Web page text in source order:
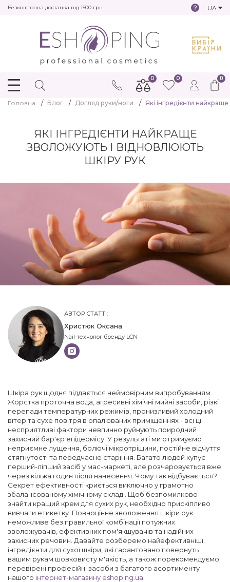
Безкоштовна доставка від 1500 грн UA
0
0 0
Головна Блог Догляд руки/ноги Які інгредієнти
ЯКІ ІНГРЕДІЄНТИ НАЙКРАЩЕ
ЗВОЛОЖУЮТЬ І ВІДНОВЛЮЮТЬ
ШКІРУ РУК
АВТОР СТАТТІ:
Христюк Оксана
Nail-технолог бренду LCN
Шкіра рук щодня піддається неймовірним випробуванням.
Жорстка проточна вода, агресивні хімічні мийні засоби, різкі
перепади температурних режимів, пронизливий холодний
вітер та сухе повітря в опалюваних приміщеннях - всі ці
несприятливі фактори невпинно руйнують природний
захисний бар'єр епідермісу. У результаті ми отримуємо
неприємне лущення, болючі мікротріщини, постійне відчуття
стягнутості та передчасне старіння. Багато людей купує
перший-ліпший засіб у мас-маркеті, але розчаровується вже
через кілька годин після нанесення. Чому так відбувається?
Секрет ефективності криється виключно у грамотно
збалансованому хімічному складі. Щоб безпомилково
знайти кращий крем для сухих рук, необхідно прискіпливо
вивчати етикетку. Повноцінне зволоження шкіри рук
неможливе без правильної комбінації потужних
зволожувачів, ефективних пом'якшувачів та надійних
захисних речовин. Давайте розберемо найефективніші
інгредієнти для сухої шкіри, які гарантовано повернуть
вашим рукам шовковисту м'якість, а також порекомендуємо
перевірені професійні засоби з багатого асортименту
нашого інтернет-магазину eshoping.ua